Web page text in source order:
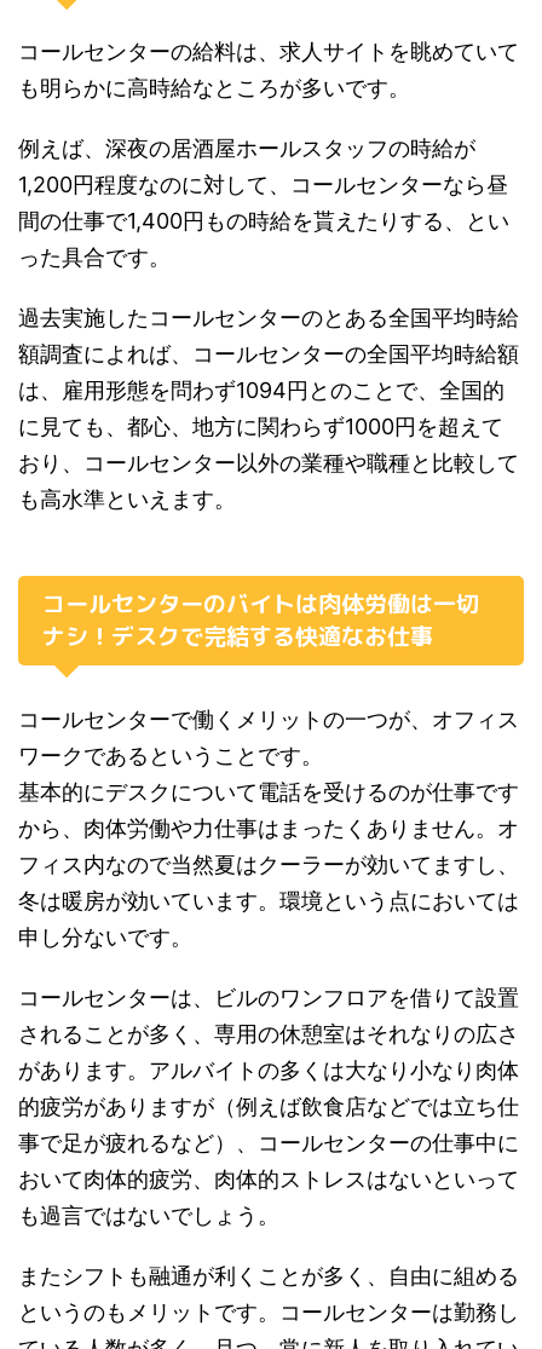
コールセンターの給料は、求人サイトを眺めていて
も明らかに高時給なところが多いです。
例えば、深夜の居酒屋ホールスタッフの時給が
1,200円程度なのに対して、コールセンターなら昼
間の仕事で1,400円もの時給を貰えたりする、とい
った具合です。
過去実施したコールセンターのとある全国平均時給
額調査によれば、コールセンターの全国平均時給額
は、雇用形態を問わず1094円とのことで、全国的
に見ても、都心、地方に関わらず1000円を超えて
おり、コールセンター以外の業種や職種と比較して
も高水準といえます。
コールセンターのバイトは肉体労働は一切
ナシ！デスクで完結する快適なお仕事
コールセンターで働くメリットの一つが、オフィス
ワークであるということです。
基本的にデスクについて電話を受けるのが仕事です
から、肉体労働や力仕事はまったくありません。オ
フィス内なので当然夏はクーラーが効いてますし、
冬は暖房が効いています。 環境という点においては
申し分ないです。
コールセンターは、ビルのワンフロアを借りて設置
されることが多く、専用の休憩室はそれなりの広さ
があります。アルバイトの多くは大なり小なり肉体
的疲労がありますが（例えば飲食店などでは立ち仕
事で足が疲れるなど）、 コールセンターの仕事中に
おいて肉体的疲労、肉体的ストレスはないといって
も過言ではないでしょう。
またシフトも融通が利くことが多く、自由に組める
というのもメリットです。コールセンターは勤務し